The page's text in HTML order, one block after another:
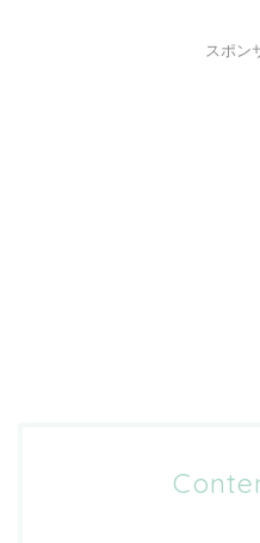
スポン